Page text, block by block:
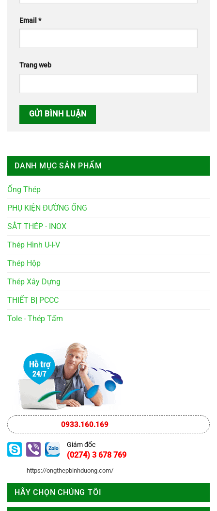
DANH MỤC SẢN PHẨM
Ống Thép
PHỤ KIỆN ĐƯỜNG ỐNG
SẮT THÉP - INOX
Thép Hình U-I-V
Thép Hộp
Thép Xây Dựng
THIẾT BỊ PCCC
Tole - Thép Tấm
0933.160.169
Giám đốc
(0274) 3 678 769
https://ongthepbinhduong.com/
HÃY CHỌN CHÚNG TÔI
Email *
Trang web